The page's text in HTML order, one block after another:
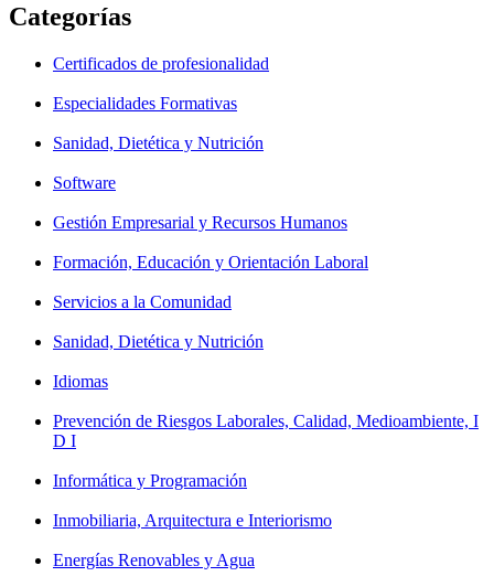
Categorías
Certificados de profesionalidad
Especialidades Formativas
Sanidad, Dietética y Nutrición
Software
Gestión Empresarial y Recursos Humanos
Formación, Educación y Orientación Laboral
Servicios a la Comunidad
Sanidad, Dietética y Nutrición
Idiomas
Prevención de Riesgos Laborales, Calidad, Medioambiente, I
D I
Informática y Programación
Inmobiliaria, Arquitectura e Interiorismo
Energías Renovables y Agua